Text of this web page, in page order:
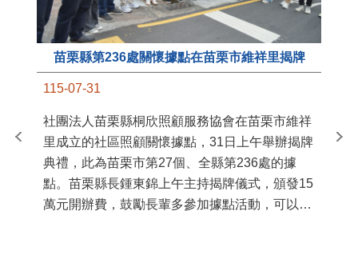
苗栗縣第236處關懷據點在苗栗市維祥里揭牌
115-07-31
社團法人苗栗縣桐欣照顧服務協會在苗栗市維祥
里成立的社區照顧關懷據點，31日上午舉辦揭牌
典禮，此為苗栗市第27個、全縣第236處的據
點。苗栗縣長鍾東錦上午主持揭牌儀式，頒發15
萬元開辦費，鼓勵長輩多參加據點活動，可以更
苗